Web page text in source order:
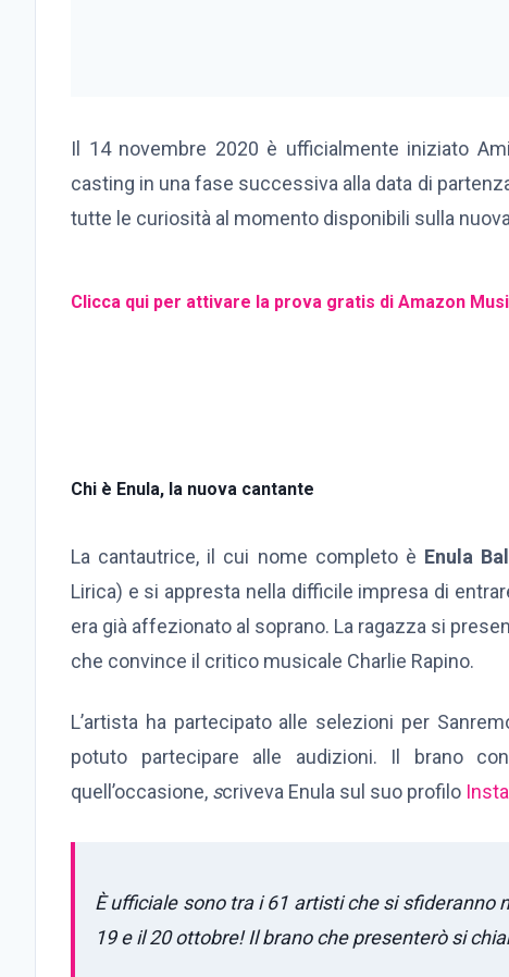
Il 14 novembre 2020 è ufficialmente iniziato
casting in una fase successiva alla data di
tutte le curiosità al momento disponibili sulla
Clicca qui per attivare la prova gratis di Amazon
Chi è Enula, la nuova cantante
La cantautrice, il cui nome completo è Enula
Lirica) e si appresta nella difficile impresa di
era già affezionato al soprano. La ragazza si
che convince il critico musicale Charlie Rapino.
L’artista ha partecipato alle selezioni per
potuto partecipare alle audizioni. Il brano
quell’occasione, scriveva Enula sul suo profilo
È ufficiale sono tra i 61 artisti che si sfideranno
19 e il 20 ottobre! Il brano che presenterò si